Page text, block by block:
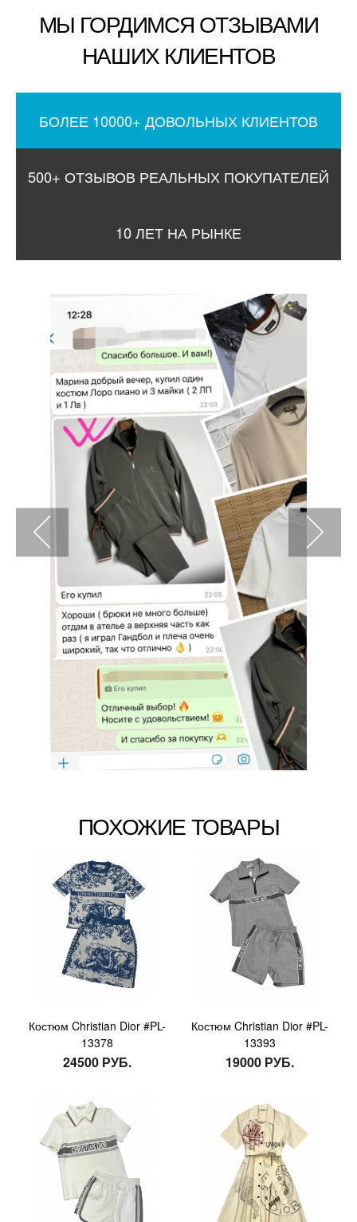
МЫ ГОРДИМСЯ ОТЗЫВАМИ
НАШИХ КЛИЕНТОВ
БОЛЕЕ 10000+ ДОВОЛЬНЫХ КЛИЕНТОВ
500+ ОТЗЫВОВ РЕАЛЬНЫХ ПОКУПАТЕЛЕЙ
10 ЛЕТ НА РЫНКЕ
ПОХОЖИЕ ТОВАРЫ
Костюм Christian Dior #PL-
13378
24500 РУБ.
Костюм Christian Dior #PL-
13393
19000 РУБ.